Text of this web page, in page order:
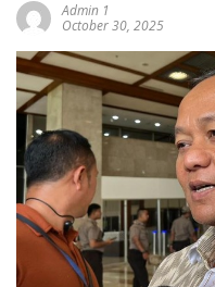
Admin 1
October 30, 2025